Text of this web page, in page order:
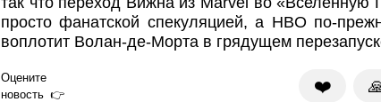
просто фанатской спекуляцией, а HBO по-
воплотит Волан-де-Морта в грядущем
Оцените
новость
❤️